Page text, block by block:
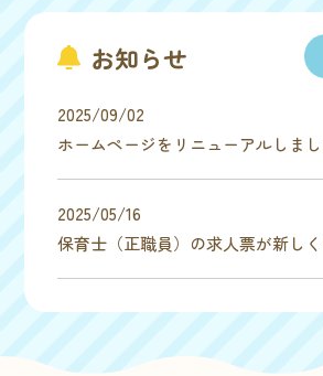
お知らせ
2025/09/02
ホームページをリニューアルしま
2025/05/16
保育士（正職員）の求人票が新しく